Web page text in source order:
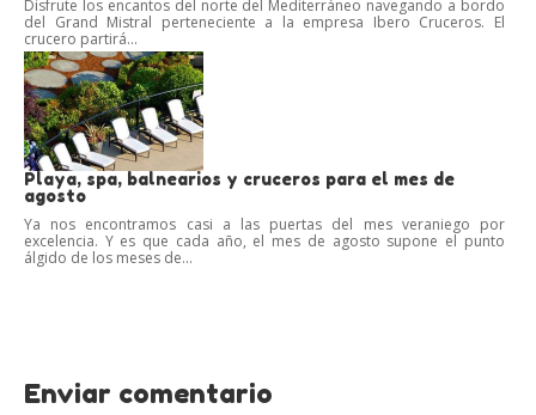
Disfrute los encantos del norte del Mediterráneo navegando a bordo
del Grand Mistral perteneciente a la empresa Ibero Cruceros. El
crucero partirá...
Playa, spa, balnearios y cruceros para el mes de
agosto
Ya nos encontramos casi a las puertas del mes veraniego por
excelencia. Y es que cada año, el mes de agosto supone el punto
álgido de los meses de...
Enviar comentario